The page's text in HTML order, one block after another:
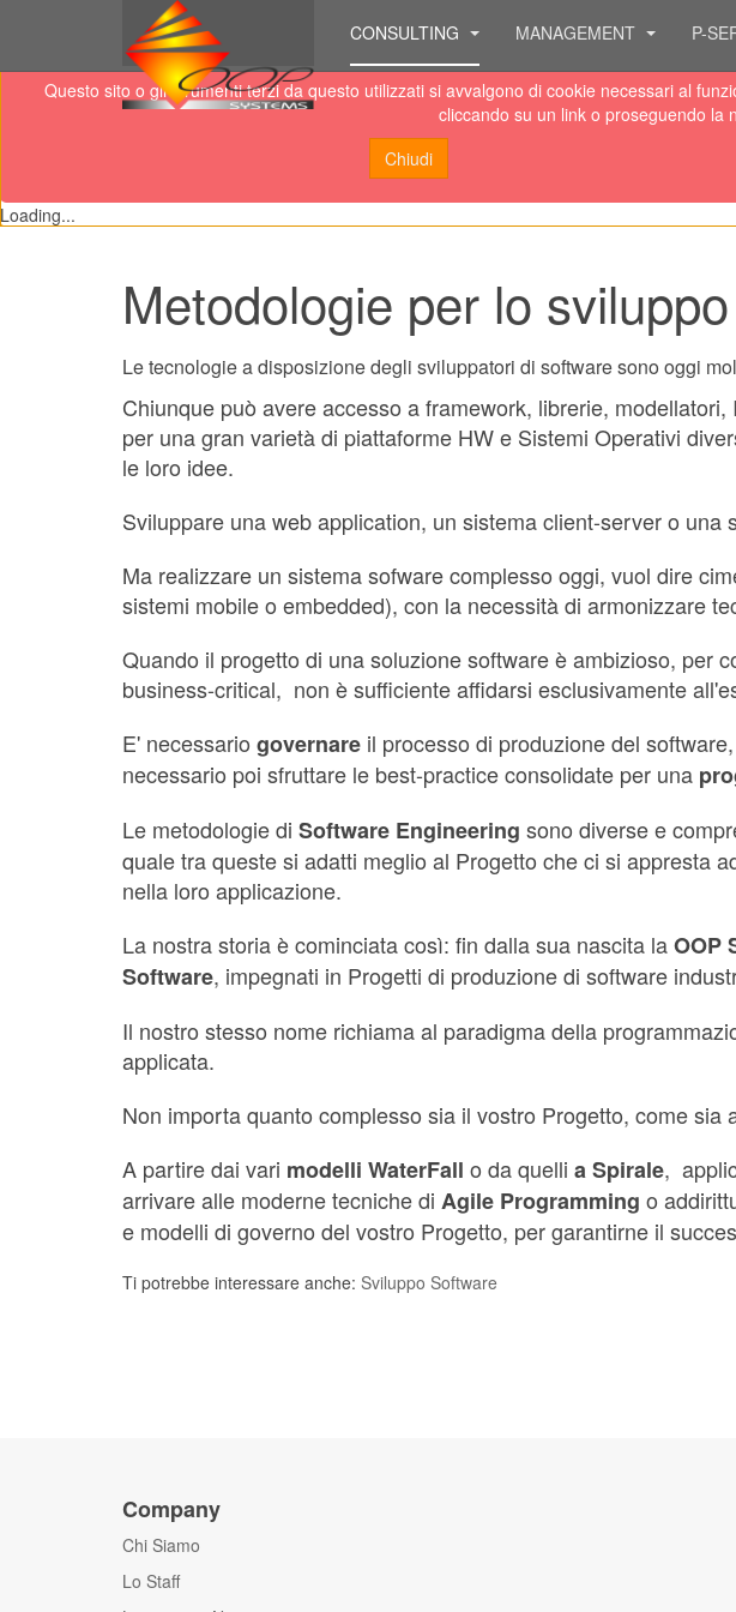
Questo sito o gli strumenti terzi da questo utilizzati si avvalgono di cookie necessari al
cliccando su un link o proseguendo la
Chiudi
Loading...
CONSULTING MANAGEMENT P-
Metodologie per lo
Le tecnologie a disposizione degli sviluppatori di software sono oggi
Chiunque può avere accesso a framework, librerie,
per una gran varietà di piattaforme HW e Sistemi Operativi
le loro idee.
Sviluppare una web application, un sistema client-server o
Ma realizzare un sistema sofware complesso oggi, vuol dire
sistemi mobile o embedded), con la necessità di armonizzare
Quando il progetto di una soluzione software è ambizioso, per
business-critical, non è sufficiente affidarsi esclusivamente
E' necessario governare il processo di produzione del
necessario poi sfruttare le best-practice consolidate per una
Le metodologie di Software Engineering sono diverse e
quale tra queste si adatti meglio al Progetto che ci si appresta
nella loro applicazione.
La nostra storia è cominciata così: fin dalla sua nascita laOOP
Software, impegnati in Progetti di produzione di software
Il nostro stesso nome richiama al paradigma della
applicata.
Non importa quanto complesso sia il vostro Progetto, come
A partire dai vari modelli WaterFall o da quelli a Spirale,
arrivare alle moderne tecniche di Agile Programming o
e modelli di governo del vostro Progetto, per garantirne il
Ti potrebbe interessare anche: Sviluppo Software
Company
Chi Siamo
Lo Staff